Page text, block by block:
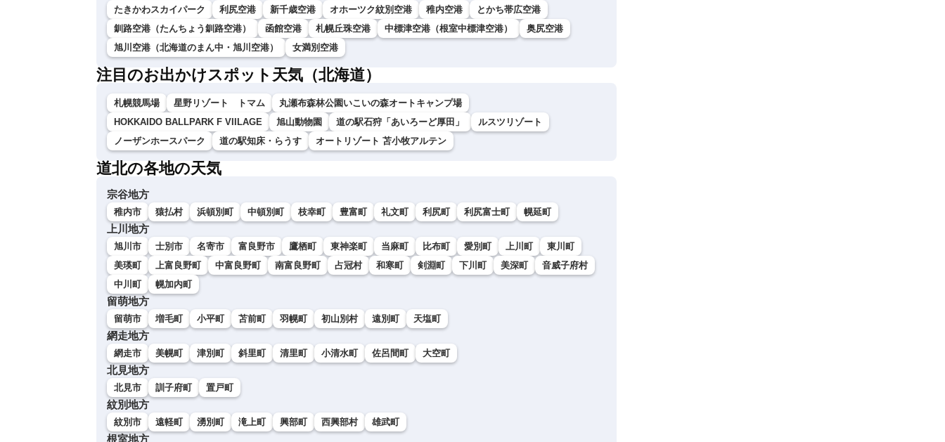
たきかわスカイパーク 利尻空港 新千歳空港 オホーツク紋別空港 稚内空港
とかち帯広空港
釧路空港（たんちょう釧路空港）
函館空港 札幌丘珠空港 中標津空港（根室中標津空港）
奥尻空港
旭川空港（北海道のまん中・旭川空港）
女満別空港
注目のお出かけスポット天気（北海道）
札幌競馬場 星野リゾート トマム
丸瀬布森林公園いこいの森オートキャンプ場
HOKKAIDO BALLPARK F VIILAGE
旭山動物園 道の駅石狩「あいろーど厚田」
ルスツリゾート
ノーザンホースパーク
道の駅知床・らうす オートリゾート 苫小牧アルテン
道北の各地の天気
宗谷地方
稚内市 猿払村 浜頓別町 中頓別町 枝幸町 豊富町 礼文町 利尻町 利尻富士町 幌延町
上川地方
旭川市 士別市 名寄市 富良野市 鷹栖町 東神楽町 当麻町 比布町 愛別町 上川町
東川町
美瑛町
上富良野町 中富良野町 南富良野町 占冠村 和寒町 剣淵町 下川町 美深町
音威子府村
中川町
幌加内町
留萌地方
留萌市 増毛町 小平町 苫前町 羽幌町 初山別村 遠別町 天塩町
網走地方
網走市 美幌町 津別町 斜里町 清里町 小清水町 佐呂間町 大空町
北見地方
北見市 訓子府町 置戸町
紋別地方
紋別市 遠軽町 湧別町 滝上町 興部町 西興部村 雄武町
根室地方